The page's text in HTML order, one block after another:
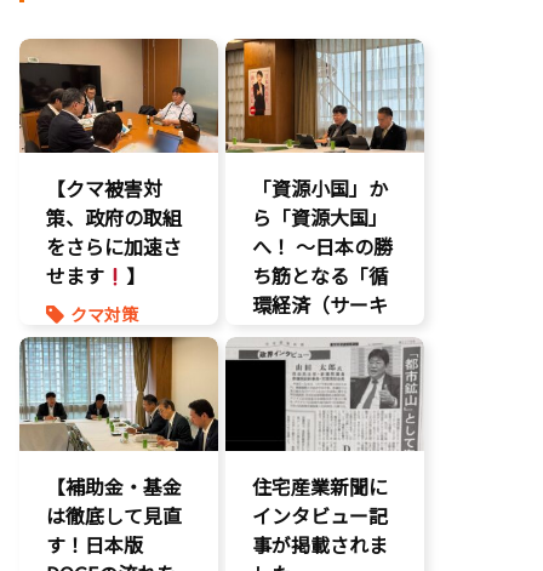
【クマ被害対
策、政府の取組
をさらに加速さ
せます
】
クマ対策
ヒグマ対策
環境部会
「資源小国」か
ら「資源大国」
へ！ 〜日本の勝
ち筋となる「循
環経済（サーキ
ュラーエコノミ
ー）」とは？〜
環境部会
【補助金・基金
は徹底して見直
す！日本版
住宅産業新聞に
インタビュー記
事が掲載されま